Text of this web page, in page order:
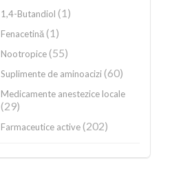
1,4-Butandiol (1)
Fenacetină(1)
Nootropice(55)
Suplimente de aminoacizi(60)
Medicamente anestezice locale
(29)
Farmaceutice active(202)